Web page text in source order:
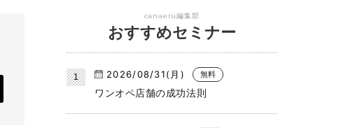
canaeru編集部
おすすめセミナー
2026/08/31(月) 無料
ワンオペ店舗の成功法則